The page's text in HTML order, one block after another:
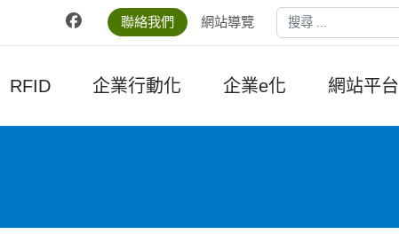
聯絡我們 網站導覽
RFID 企業行動化 企業e化 網站平台